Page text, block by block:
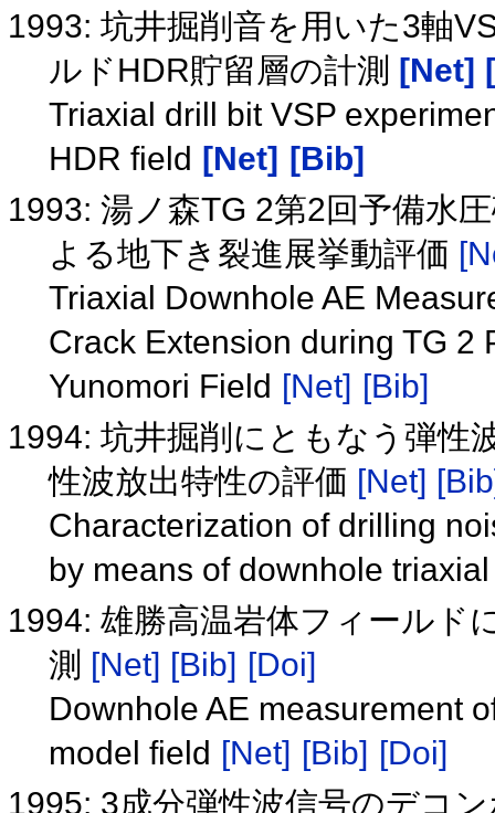
1993: 坑井掘削音を用いた3軸
ルドHDR貯留層の計測 [Net]
Triaxial drill bit VSP
HDR field [Net] [Bib]
1993: 湯ノ森TG 2第2回予備水
よる地下き裂進展挙動評価
Triaxial Downhole AE
Crack Extension during TG 2
Yunomori Field [Net] [Bib]
1994: 坑井掘削にともなう弾性
性波放出特性の評価 [Net]
Characterization of drilling
by means of downhole
1994: 雄勝高温岩体フィールド
測 [Net] [Bib] [Doi]
Downhole AE measurement
model field [Net] [Bib] [Doi]
1995: 3成分弾性波信号のデコ